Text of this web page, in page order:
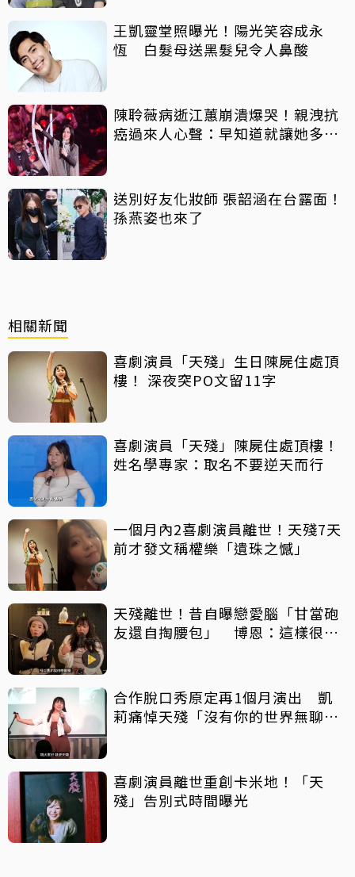
王凱靈堂照曝光！陽光笑容成永
恆 白髮母送黑髮兒令人鼻酸
陳聆薇病逝江蕙崩潰爆哭！親洩抗
癌過來人心聲：早知道就讓她多化
送別好友化妝師 張韶涵在台露面！
孫燕姿也來了
相關新聞
喜劇演員「天殘」生日陳屍住處頂
樓！ 深夜突PO文留11字
喜劇演員「天殘」陳屍住處頂樓！
姓名學專家：取名不要逆天而行
一個月內2喜劇演員離世！天殘7天
前才發文稱權樂「遺珠之憾」
天殘離世！昔自曝戀愛腦「甘當砲
友還自掏腰包」 博恩：這樣很卑
合作脫口秀原定再1個月演出 凱
莉痛悼天殘「沒有你的世界無聊好
喜劇演員離世重創卡米地！「天
殘」告別式時間曝光